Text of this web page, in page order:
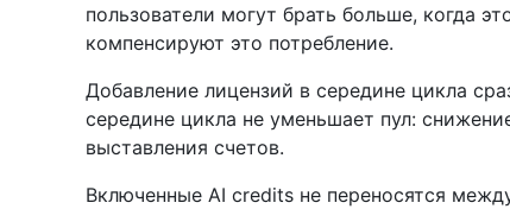
пользователи могут брать больше, когда
компенсируют это потребление.
Добавление лицензий в середине цикла
середине цикла не уменьшает пул:
выставления счетов.
Включенные AI credits не переносятся